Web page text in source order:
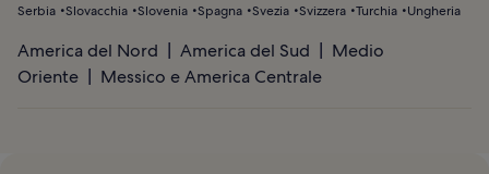
Serbia Slovacchia Slovenia Spagna Svezia Svizzera Turchia Ungheria
America del Nord America del Sud
Medio
Oriente
Messico e America Centrale